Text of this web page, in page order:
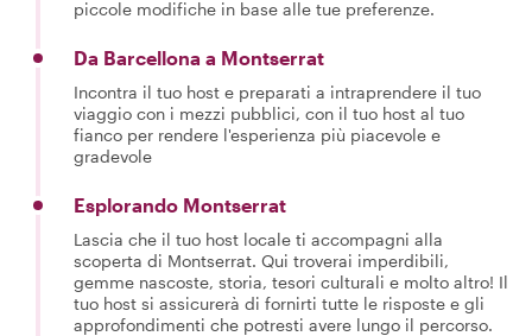
piccole modifiche in base alle tue preferenze.
Da Barcellona a Montserrat
Incontra il tuo host e preparati a intraprendere il tuo
viaggio con i mezzi pubblici, con il tuo host al tuo
fianco per rendere l'esperienza più piacevole e
gradevole
Esplorando Montserrat
Lascia che il tuo host locale ti accompagni alla
scoperta di Montserrat. Qui troverai imperdibili,
gemme nascoste, storia, tesori culturali e molto altro! Il
tuo host si assicurerà di fornirti tutte le risposte e gli
approfondimenti che potresti avere lungo il percorso.